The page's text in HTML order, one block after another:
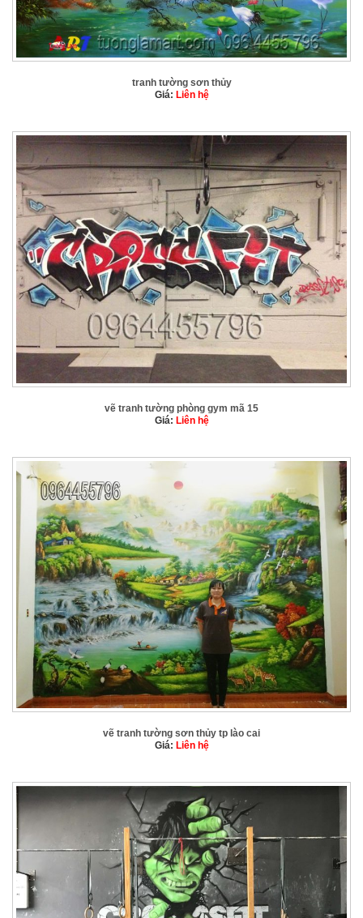
tranh tường sơn thủy
Giá: Liên hệ
vẽ tranh tường phòng gym mã 15
Giá: Liên hệ
vẽ tranh tường sơn thủy tp lào cai
Giá: Liên hệ